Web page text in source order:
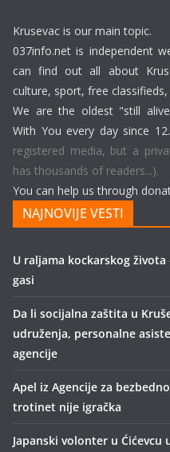
Krusevac is our main topic.
037info.net is independent
can find out all about
culture, sport, free classifieds,
We are the oldest "still
With You every day since
registered media, but a
has thousands of readers...).
You can help us through
NAJNOVIJE VESTI
U raljama kockarskog života
gasi
Da li socijalna zaštita u
udruženja, personalne
agencije
Apel iz Agencije za
trotinet nije igračka
Japanski volonter u